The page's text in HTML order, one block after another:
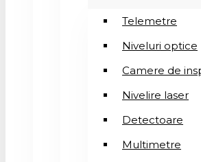
Telemetre
Niveluri optice
Camere de
Nivelire laser
Detectoare
Multimetre